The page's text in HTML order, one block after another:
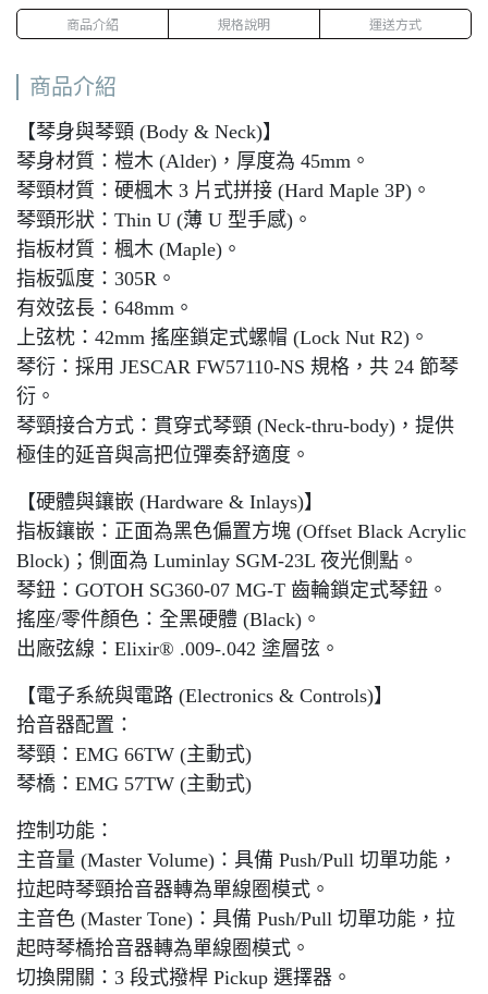
商品介紹 規格說明 運送方式
商品介紹
【琴身與琴頸 (Body & Neck)】
琴身材質：榿木 (Alder)，厚度為 45mm。
琴頸材質：硬楓木 3 片式拼接 (Hard Maple 3P)。
琴頸形狀：Thin U (薄 U 型手感)。
指板材質：楓木 (Maple)。
指板弧度：305R。
有效弦長：648mm。
上弦枕：42mm 搖座鎖定式螺帽 (Lock Nut R2)。
琴衍：採用 JESCAR FW57110-NS 規格，共 24 節琴
衍。
琴頸接合方式：貫穿式琴頸 (Neck-thru-body)，提供
極佳的延音與高把位彈奏舒適度。
【硬體與鑲嵌 (Hardware & Inlays)】
指板鑲嵌：正面為黑色偏置方塊 (Offset Black Acrylic
Block)；側面為 Luminlay SGM-23L 夜光側點。
琴鈕：GOTOH SG360-07 MG-T 齒輪鎖定式琴鈕。
搖座/零件顏色：全黑硬體 (Black)。
出廠弦線：Elixir® .009-.042 塗層弦。
【電子系統與電路 (Electronics & Controls)】
拾音器配置：
琴頸：EMG 66TW (主動式)
琴橋：EMG 57TW (主動式)
控制功能：
主音量 (Master Volume)：具備 Push/Pull 切單功能，
拉起時琴頸拾音器轉為單線圈模式。
主音色 (Master Tone)：具備 Push/Pull 切單功能，拉
起時琴橋拾音器轉為單線圈模式。
切換開關：3 段式撥桿 Pickup 選擇器。